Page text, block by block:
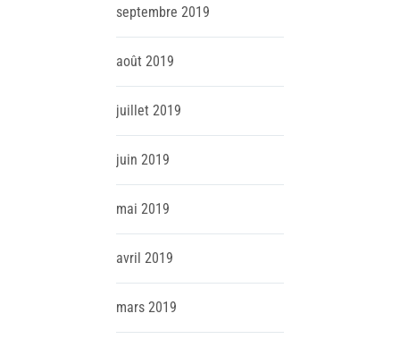
septembre 2019
août 2019
juillet 2019
juin 2019
mai 2019
avril 2019
mars 2019